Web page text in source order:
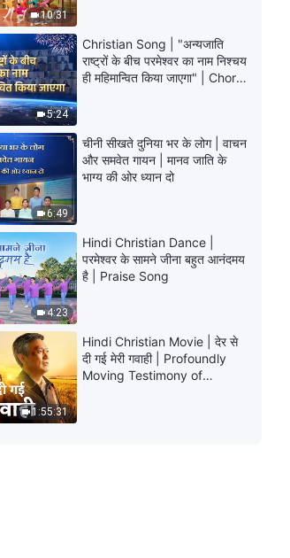
57:36
1:03:55
सर्वशक्तिमान परमेश्वर के वचन "सत्य का
अनुसरण कैसे करें (15)" (भाग चार)
48:32
सर्वशक्तिमान परमेश्वर के वचन "सत्य का
अनुसरण कैसे करें (15)" (भाग पाँच)
1:05:24
सर्वशक्तिमान परमेश्वर के वचन "सत्य का
अनुसरण कैसे करें (16)" (भाग एक)
52:06
सर्वशक्तिमान परमेश्वर के वचन "सत्य का
अनुसरण कैसे करें (16)" (भाग दो)
10:31
5:24
Christian Song | "अन्यजाति
राष्ट्रों के बीच परमेश्वर का नाम निश्चय
ही महिमान्वित किया जाएगा" | Choral
6:49
चीनी सीखते दुनिया भर के लोग | वाचन
और समवेत गायन | मानव जाति के
भाग्य की ओर ध्यान दो
4:23
Hindi Christian Dance |
परमेश्वर के सामने जीना बहुत आनंदमय
है | Praise Song
1:55:31
Hindi Christian Movie | देर से
दी गई मेरी गवाही | Profoundly
Moving Testimony of